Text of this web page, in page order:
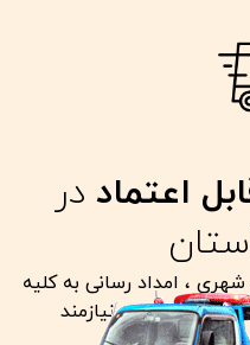
اعتماد در
، امداد رسانی به کلیه
معیوب و نیازمند